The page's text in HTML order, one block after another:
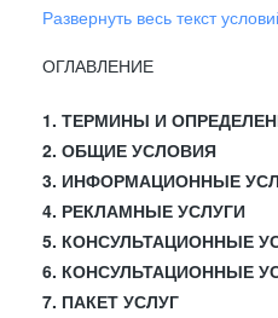
Развернуть весь текст
ОГЛАВЛЕНИЕ
1. ТЕРМИНЫ И
2. ОБЩИЕ УСЛОВИЯ
3. ИНФОРМАЦИОННЫЕ
4. РЕКЛАМНЫЕ УСЛУГИ
5. КОНСУЛЬТАЦИОННЫЕ
6. КОНСУЛЬТАЦИОННЫЕ
7. ПАКЕТ УСЛУГ